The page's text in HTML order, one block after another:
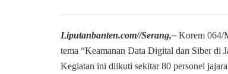
Liputanbanten.com//Serang,– Korem 064/
tema “Keamanan Data Digital dan Siber di
Kegiatan ini diikuti sekitar 80 personel